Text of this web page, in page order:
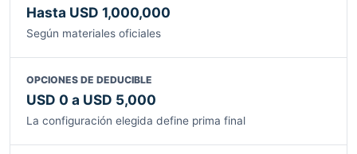
Hasta USD 1,000,000
Según materiales oficiales
OPCIONES DE DEDUCIBLE
USD 0 a USD 5,000
La configuración elegida define prima final